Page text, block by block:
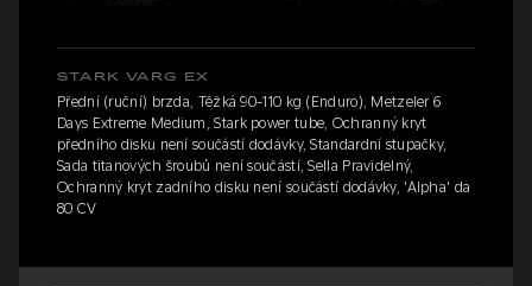
STARK VARG EX
Přední (ruční) brzda, Těžká 90-110 kg (Enduro), Metzeler 6
Days Extreme Medium, Stark power tube, Ochranný kryt
předního disku není součástí dodávky, Standardní stupačky,
Sada titanových šroubů není součástí, Sella Pravidelný,
Ochranný kryt zadního disku není součástí dodávky, 'Alpha' da
80 CV